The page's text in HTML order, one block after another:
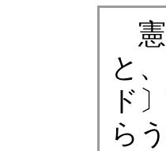
憲
と
ド
ら